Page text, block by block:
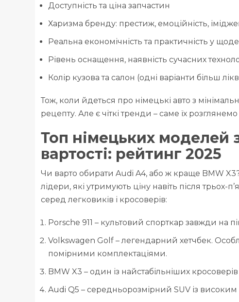
Доступність та ціна запчастин
Харизма бренду: престиж, емоційність,
Реальна економічність та практичність у
Рівень оснащення, наявність сучасних
Колір кузова та салон (одні варіанти більш
Тож, коли йдеться про німецькі авто з
рецепту. Але є чіткі тренди – саме їх розглянемо
Топ німецьких моделей
вартості: рейтинг 2025
Чи варто обирати Audi A4, або ж краще BMW
лідери, які утримують ціну навіть після трьох-
серед легковиків і кросоверів:
Porsche 911 – культовий спорткар завжди на
Volkswagen Golf – легендарний хетчбек.
помірними комплектаціями.
BMW X3 – один із найстабільніших
Audi Q5 – середньорозмірний SUV із